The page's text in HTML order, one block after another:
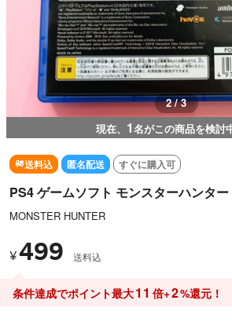
2 / 3
現在、 1名がこの商品を検討
送料込 匿名配送 すぐに購入可
PS4 ゲームソフト モンスターハンタ
MONSTER HUNTER
¥499 送料込
条件達成でポイント最大11 倍+2%還元！